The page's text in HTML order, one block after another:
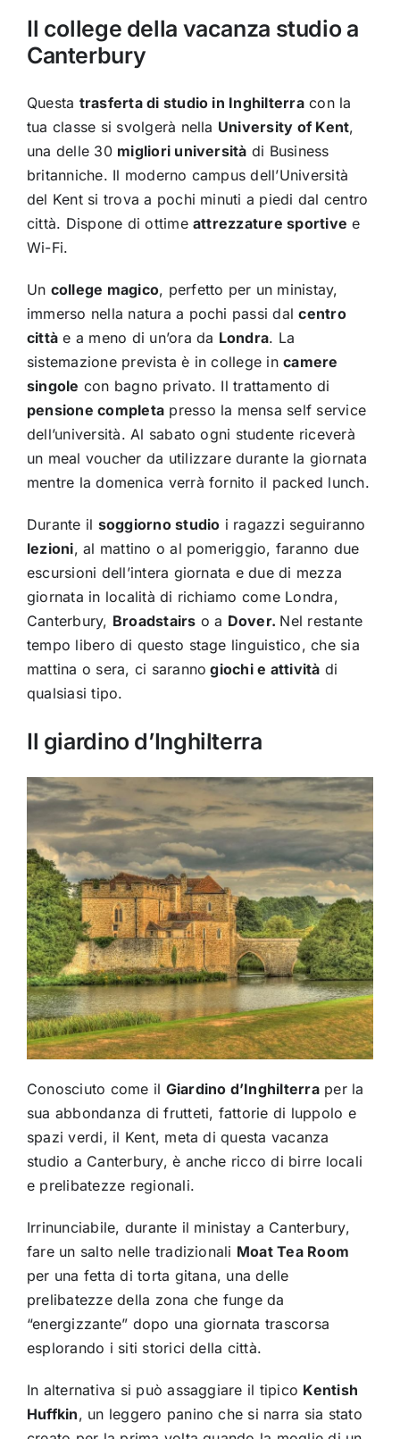
Il college della vacanza studio a
Canterbury
Questa trasferta di studio in Inghilterracon la
tua classe si svolgerà nella University of Kent,
una delle 30 migliori università di Business
britanniche. Il moderno campus dell’Università
del Kent si trova a pochi minuti a piedi dal centro
città. Dispone di ottime attrezzature sportive e
Wi-Fi.
Un college magico, perfetto per un ministay,
immerso nella natura a pochi passi dalcentro
città e a meno di un’ora da Londra. La
sistemazione prevista è in college incamere
singole con bagno privato. Il trattamento di
pensione completa presso la mensa self service
dell’università. Al sabato ogni studente riceverà
un meal voucher da utilizzare durante la giornata
mentre la domenica verrà fornito il packed lunch.
Durante il soggiorno studio i ragazzi seguiranno
lezioni, al mattino o al pomeriggio, faranno due
escursioni dell’intera giornata e due di mezza
giornata in località di richiamo come Londra,
Canterbury, Broadstairs o a Dover. Nel restante
tempo libero di questo stage linguistico, che sia
mattina o sera, ci saranno giochi e attività di
qualsiasi tipo.
Il giardino d’Inghilterra
Conosciuto come il Giardino d’Inghilterraper la
sua abbondanza di frutteti, fattorie di luppolo e
spazi verdi, il Kent, meta di questa vacanza
studio a Canterbury, è anche ricco di birre locali
e prelibatezze regionali.
Irrinunciabile, durante il ministay a Canterbury,
fare un salto nelle tradizionali Moat Tea Room
per una fetta di torta gitana, una delle
prelibatezze della zona che funge da
“energizzante” dopo una giornata trascorsa
esplorando i siti storici della città.
In alternativa si può assaggiare il tipico Kentish
Huffkin, un leggero panino che si narra sia stato